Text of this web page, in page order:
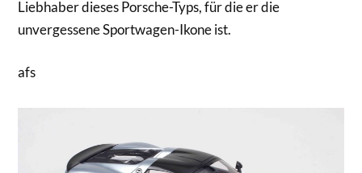
Liebhaber dieses Porsche-Typs, für die er die
unvergessene Sportwagen-Ikone ist.
afs